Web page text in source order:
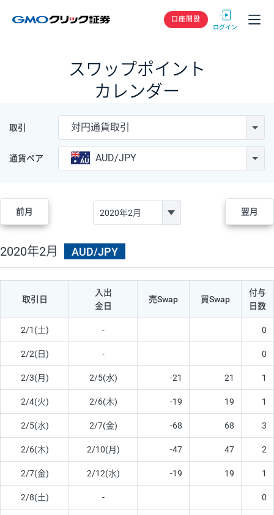
GMOクリック
口座開設
スワップポイント
カレンダー
取引 対円通貨取引
通貨ペア AUD/JPY
前月 翌月
2020年2月 AUD/JPY
取引日
入出
金日
売Swap 買Swap
付与
日数
2/1(土) - 0
2/2(日) - 0
2/3(月) 2/5(水) -21 21 1
2/4(火) 2/6(木) -19 19 1
2/5(水) 2/7(金) -68 68 3
2/6(木) 2/10(月) -47 47 2
2/7(金) 2/12(水) -19 19 1
2/8(土) - 0